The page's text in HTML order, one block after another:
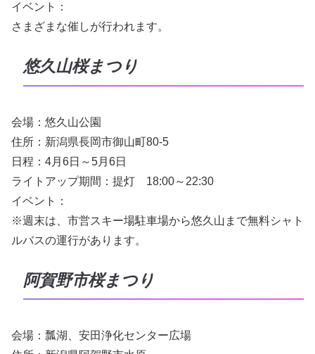
イベント：
さまざまな催しが行われます。
悠久山桜まつり
会場：悠久山公園
住所：新潟県長岡市御山町80-5
日程：4月6日～5月6日
ライトアップ期間：提灯 18:00～22:30
イベント：
※週末は、市営スキー場駐車場から悠久山まで無料シャト
ルバスの運行があります。
阿賀野市桜まつり
会場：瓢湖、安田浄化センター広場